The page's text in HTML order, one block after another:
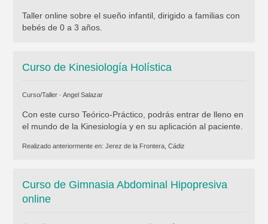
Taller online sobre el sueño infantil, dirigido a familias con
bebés de 0 a 3 años.
Curso de Kinesiología Holística
Curso/Taller · Angel Salazar
Con este curso Teórico-Práctico, podrás entrar de lleno en
el mundo de la Kinesiología y en su aplicación al paciente.
Realizado anteriormente en: Jerez de la Frontera, Cádiz
Curso de Gimnasia Abdominal Hipopresiva
online